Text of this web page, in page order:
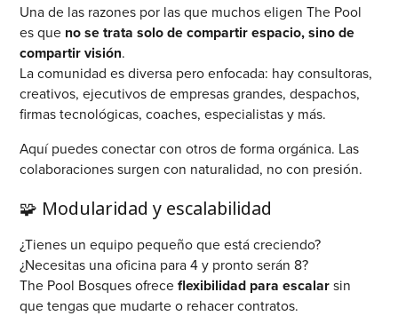
Una de las razones por las que muchos eligen The Pool
es que no se trata solo de compartir espacio, sino de
compartir visión.
La comunidad es diversa pero enfocada: hay consultoras,
creativos, ejecutivos de empresas grandes, despachos,
firmas tecnológicas, coaches, especialistas y más.
Aquí puedes conectar con otros de forma orgánica. Las
colaboraciones surgen con naturalidad, no con presión.
🧩 Modularidad y escalabilidad
¿Tienes un equipo pequeño que está creciendo?
¿Necesitas una oficina para 4 y pronto serán 8?
The Pool Bosques ofreceflexibilidad para escalarsin
que tengas que mudarte o rehacer contratos.